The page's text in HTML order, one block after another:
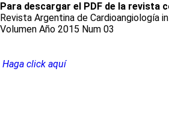
Para descargar el PDF de la revista
Revista Argentina de Cardioangiología
Volumen Año 2015 Num 03
Haga click aquí